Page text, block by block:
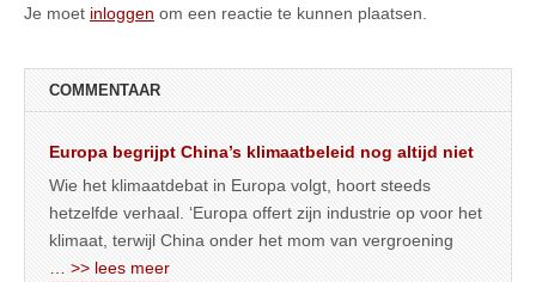
Je moet inloggen om een reactie te kunnen plaatsen.
COMMENTAAR
Europa begrijpt China’s klimaatbeleid nog altijd niet
Wie het klimaatdebat in Europa volgt, hoort steeds
hetzelfde verhaal. ‘Europa offert zijn industrie op voor het
klimaat, terwijl China onder het mom van vergroening
… >> lees meer